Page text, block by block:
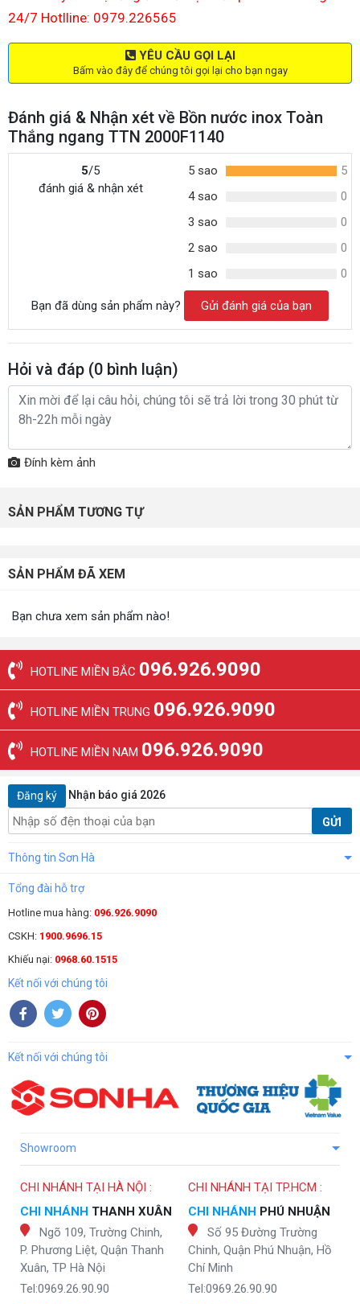
24/7 Hotlline: 0979.226565
YÊU CẦU GỌI LẠI
Bấm vào đây để chúng tôi gọi lại cho bạn ngay
Đánh giá & Nhận xét về Bồn nước inox Toàn
Thắng ngang TTN 2000F1140
5/5
đánh giá & nhận xét
5 sao
5
4 sao
0
3 sao
0
2 sao
0
1 sao
0
Bạn đã dùng sản phẩm này? Gửi đánh giá của bạn
Hỏi và đáp (0 bình luận)
Đính kèm ảnh
SẢN PHẨM TƯƠNG TỰ
SẢN PHẨM ĐÃ XEM
Bạn chưa xem sản phẩm nào!
HOTLINE MIỀN BẮC 096.926.9090
HOTLINE MIỀN TRUNG 096.926.9090
HOTLINE MIỀN NAM 096.926.9090
Đăng ký Nhận báo giá 2026
GỬI
Thông tin Sơn Hà
Tổng đài hỗ trợ
Hotline mua hàng: 096.926.9090
CSKH: 1900.9696.15
Khiếu nại: 0968.60.1515
Kết nối với chúng tôi
Kết nối với chúng tôi
Showroom
CHI NHÁNH TẠI HÀ NỘI :
CHI NHÁNH THANH XUÂN
Ngõ 109, Trường Chinh,
P. Phương Liệt, Quận Thanh
Xuân, TP Hà Nội
Tel:0969.26.90.90
CHI NHÁNH TẠI TP.HCM :
CHI NHÁNH PHÚ NHUẬN
Số 95 Đường Trường
Chinh, Quận Phú Nhuận, Hồ
Chí Minh
Tel:0969.26.90.90